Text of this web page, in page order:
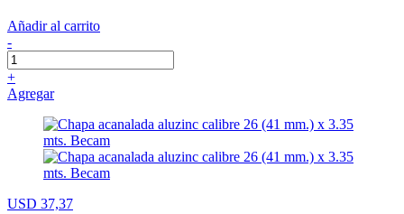
Añadir al carrito
-
+
Agregar
USD 37,37